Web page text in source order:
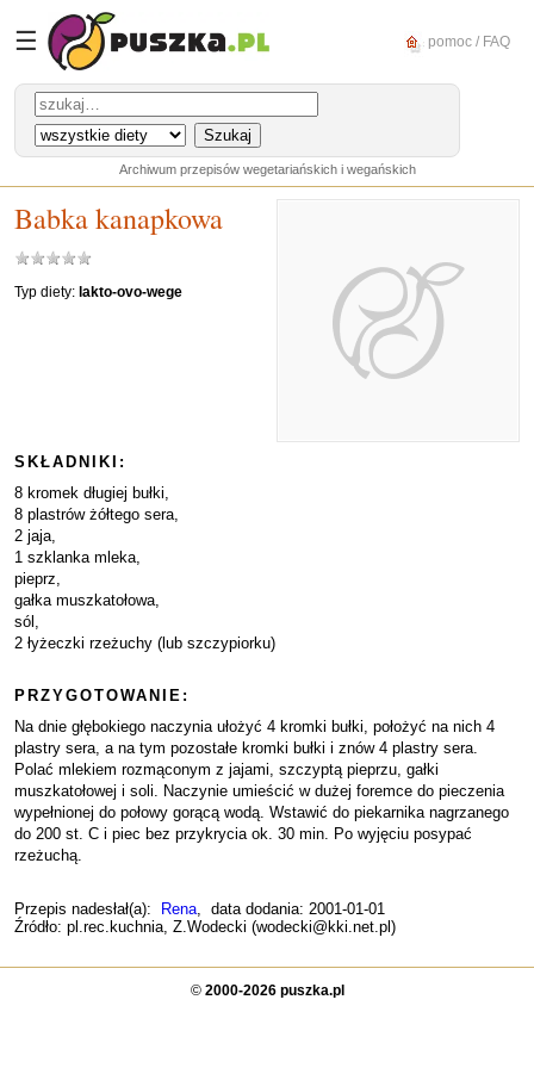
☰ pomoc / FAQ
Archiwum przepisów wegetariańskich i wegańskich
Babka kanapkowa
Typ diety: lakto-ovo-wege
SKŁADNIKI:
8 kromek długiej bułki,
8 plastrów żółtego sera,
2 jaja,
1 szklanka mleka,
pieprz,
gałka muszkatołowa,
sól,
2 łyżeczki rzeżuchy (lub szczypiorku)
PRZYGOTOWANIE:
Na dnie głębokiego naczynia ułożyć 4 kromki bułki, położyć na nich 4
plastry sera, a na tym pozostałe kromki bułki i znów 4 plastry sera.
Polać mlekiem rozmąconym z jajami, szczyptą pieprzu, gałki
muszkatołowej i soli. Naczynie umieścić w dużej foremce do pieczenia
wypełnionej do połowy gorącą wodą. Wstawić do piekarnika nagrzanego
do 200 st. C i piec bez przykrycia ok. 30 min. Po wyjęciu posypać
rzeżuchą.
Przepis nadesłał(a): Rena, data dodania: 2001-01-01
Źródło: pl.rec.kuchnia, Z.Wodecki (wodecki@kki.net.pl)
© 2000-2026 puszka.pl